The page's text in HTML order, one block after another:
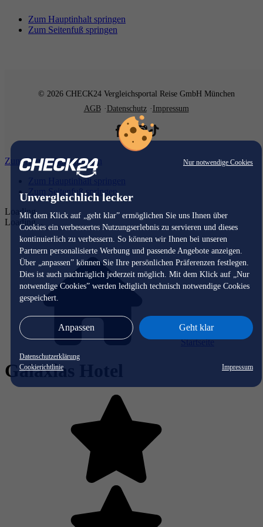
Nur notwendige Cookies
Unvergleichlich lecker
Mit dem Klick auf „geht klar” ermöglichen Sie uns Ihnen über
Cookies ein verbessertes Nutzungserlebnis zu servieren und dieses
kontinuierlich zu verbessern. So können wir Ihnen bei unseren
Partnern personalisierte Werbung und passende Angebote anzeigen.
Über „anpassen” können Sie Ihre persönlichen Präferenzen festlegen.
Dies ist auch nachträglich jederzeit möglich. Mit dem Klick auf „Nur
notwendige Cookies” werden lediglich technisch notwendige Cookies
gespeichert.
Anpassen Geht klar
Datenschutzerklärung
Cookierichtlinie
Impressum
Zum Hauptinhalt springen
Zum Seitenfuß springen
© 2026 CHECK24 Vergleichsportal Reise GmbH München
AGB
Datenschutz Impressum
Zum Hauptinhalt springen
Zum Hauptinhalt springen
Zum Seitenfuß springen
Loading...
Loading...
Startseite
Galaxias Hotel